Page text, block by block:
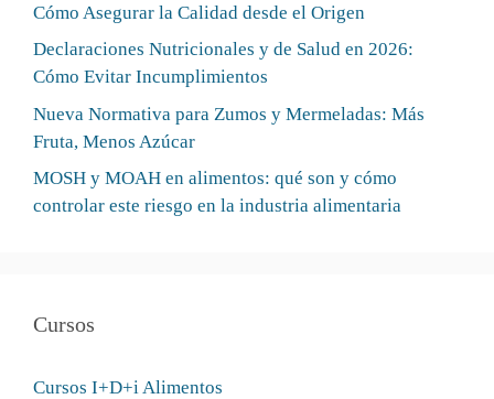
Cómo Asegurar la Calidad desde el Origen
Declaraciones Nutricionales y de Salud en 2026:
Cómo Evitar Incumplimientos
Nueva Normativa para Zumos y Mermeladas: Más
Fruta, Menos Azúcar
MOSH y MOAH en alimentos: qué son y cómo
controlar este riesgo en la industria alimentaria
Cursos
Cursos I+D+i Alimentos